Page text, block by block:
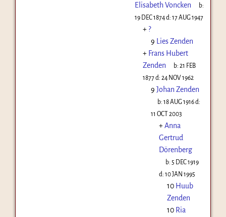
Elisabeth Voncken
b:
19 DEC 1874d: 17 AUG 1947
+ ?
9 Lies Zenden
+ Frans Hubert
Zenden
b:21 FEB
1877d: 24 NOV 1962
9 Johan Zenden
b:18 AUG 1916d:
11 OCT 2003
+Anna
Gertrud
Dörenberg
b: 5 DEC 1919
d: 10 JAN 1995
10 Huub
Zenden
10 Ria